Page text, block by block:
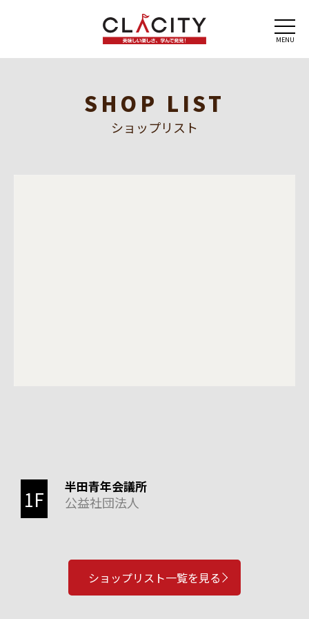
MENU
SHOP LIST
ショップリスト
1F 半田青年会議所
公益社団法人
ショップリスト一覧を見る